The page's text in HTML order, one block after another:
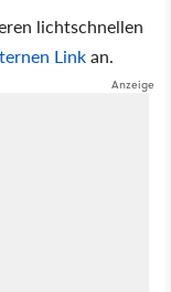
lichtschnellen
Linkan.